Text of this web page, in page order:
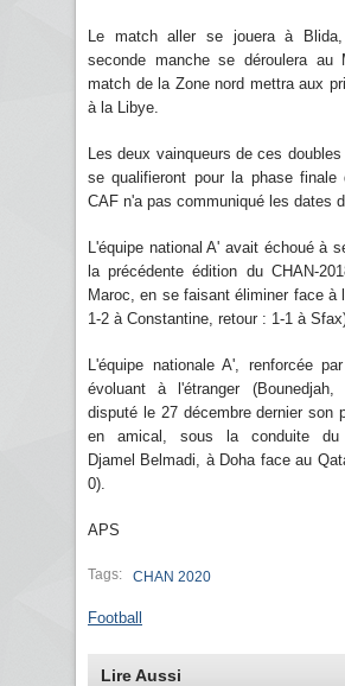
Le match aller se jouera à
seconde manche se déroulera au
match de la Zone nord mettra aux
à la Libye.
Les deux vainqueurs de ces
se qualifieront pour la phase finale
CAF n'a pas communiqué les dates
L'équipe national A' avait échoué à
la précédente édition du CHAN-
Maroc, en se faisant éliminer face à
1-2 à Constantine, retour : 1-1 à
L'équipe nationale A', renforcée
évoluant à l'étranger
disputé le 27 décembre dernier son
en amical, sous la conduite du
Djamel Belmadi, à Doha face au
0).
APS
Tags: CHAN 2020
Football
Lire Aussi